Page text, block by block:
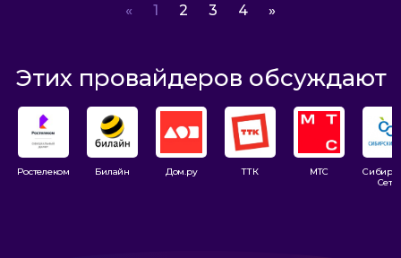
« 1 2 3 4 »
Этих провайдеров обсуждают
Ростелеком Билайн Дом.ру ТТК МТС
Сети